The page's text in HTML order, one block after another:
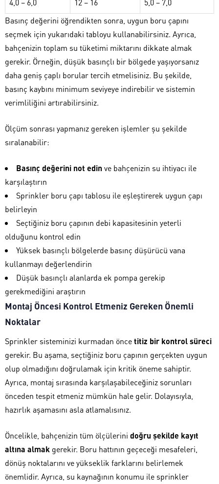
4,0 – 6,0 12 – 16
5,0 – 7,0
Basınç değerini öğrendikten sonra, uygun boru çapını
seçmek için yukarıdaki tabloyu kullanabilirsiniz. Ayrıca,
bahçenizin toplam su tüketimi miktarını dikkate almak
gerekir. Örneğin, düşük basınçlı bir bölgede yaşıyorsanız
daha geniş çaplı borular tercih etmelisiniz. Bu şekilde,
basınç kaybını minimum seviyeye indirebilir ve sistemin
verimliliğini artırabilirsiniz.
Ölçüm sonrası yapmanız gereken işlemler şu şekilde
sıralanabilir:
Basınç değerini not edin ve bahçenizin su ihtiyacı ile
karşılaştırın
Sprinkler boru çapı tablosu ile eşleştirerek uygun çapı
belirleyin
Seçtiğiniz boru çapının debi kapasitesinin yeterli
olduğunu kontrol edin
Yüksek basınçlı bölgelerde basınç düşürücü vana
kullanmayı değerlendirin
Düşük basınçlı alanlarda ek pompa gerekip
gerekmediğini araştırın
Montaj Öncesi Kontrol Etmeniz Gereken Önemli
Noktalar
Sprinkler sisteminizi kurmadan öncetitiz bir kontrol süreci
gerekir. Bu aşama, seçtiğiniz boru çapının gerçekten uygun
olup olmadığını doğrulamak için kritik öneme sahiptir.
Ayrıca, montaj sırasında karşılaşabileceğiniz sorunları
önceden tespit etmeniz mümkün hale gelir. Dolayısıyla,
hazırlık aşamasını asla atlamalısınız.
Öncelikle, bahçenizin tüm ölçülerini doğru şekilde kayıt
altına almak gerekir. Boru hattının geçeceği mesafeleri,
dönüş noktalarını ve yükseklik farklarını belirlemek
önemlidir. Ayrıca, su kaynağının konumu ile sprinkler